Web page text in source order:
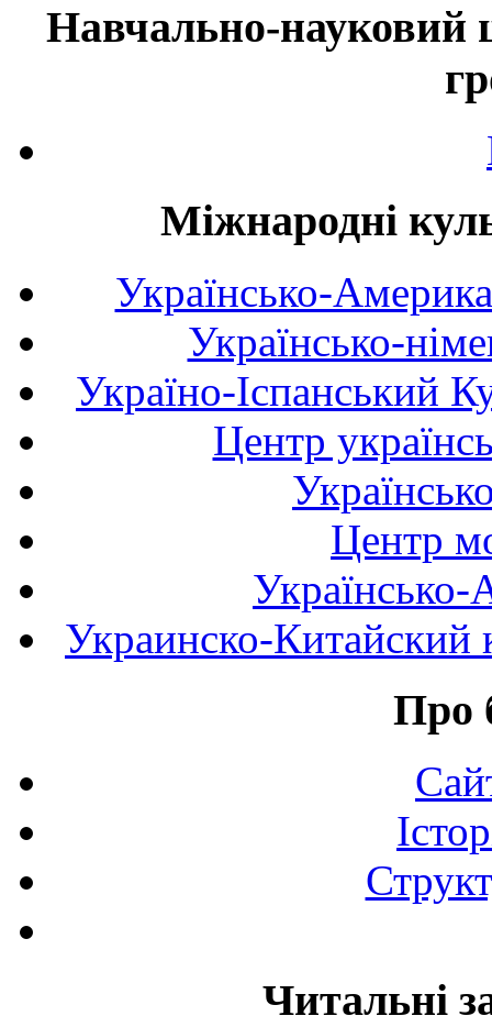
Навчально-науковий
Міжнародні
Українсько-
Українсько-
Україно-Іспанський
Центр
Центр
Українсько-
Украинско-Китайский
Про
Читальні